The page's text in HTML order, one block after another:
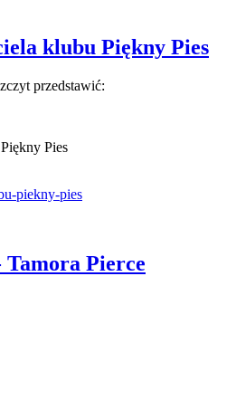
klubu Piękny Pies
przedstawić:
Pies
Pierce